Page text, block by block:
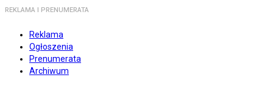
REKLAMA I PRENUMERATA
Reklama
Ogłoszenia
Prenumerata
Archiwum